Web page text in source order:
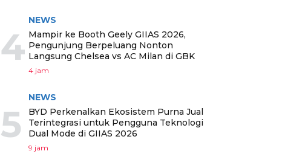
4
NEWS
Mampir ke Booth Geely GIIAS 2026,
Pengunjung Berpeluang Nonton
Langsung Chelsea vs AC Milan di GBK
4 jam
5
NEWS
BYD Perkenalkan Ekosistem Purna Jual
Terintegrasi untuk Pengguna Teknologi
Dual Mode di GIIAS 2026
9 jam